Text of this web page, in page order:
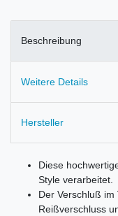
Beschreibung
Weitere Details
Hersteller
Diese
Style verarbeitet.
Der Verschluß
Reißverschluss